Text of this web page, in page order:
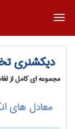
دیکشنری
مجموعه ای کامل از
معادل های